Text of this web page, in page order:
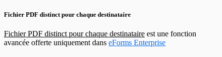
Fichier PDF distinct pour chaque destinataire
Fichier PDF distinct pour chaque destinataire est une fonction
avancée offerte uniquement dans eForms Enterprise